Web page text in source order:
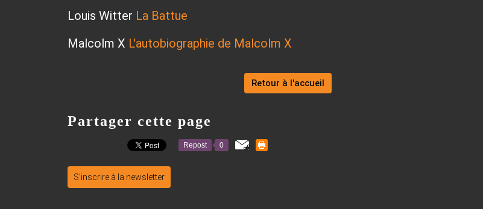
Louis Witter La Battue
Malcolm X L'autobiographie de Malcolm X
Retour à l'accueil
Partager cette page
Repost 0
S'inscrire à la newsletter